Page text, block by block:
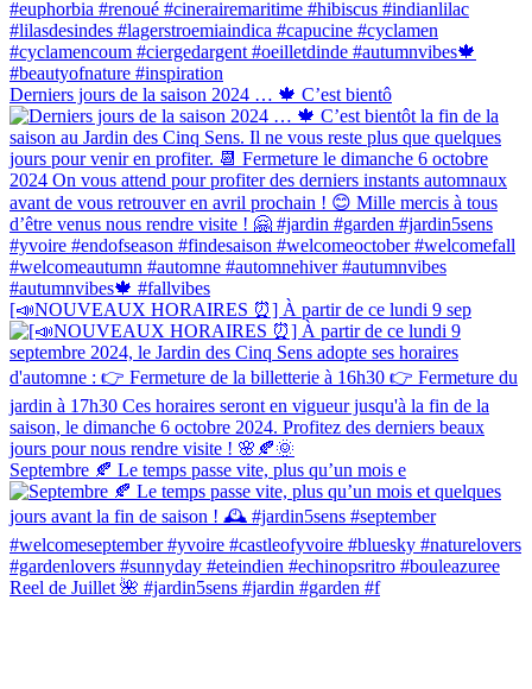
Derniers jours de la saison 2024 … 🍁 C’est bientô
[📣NOUVEAUX HORAIRES ⏰] À partir de ce lundi 9 sep
Septembre 🍂 Le temps passe vite, plus qu’un mois e
Reel de Juillet 🌺 #jardin5sens #jardin #garden #f